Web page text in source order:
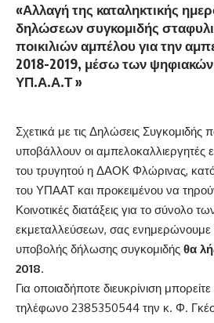
«Αλλαγή της καταληκτικής
δηλώσεων συγκομιδής
ποικιλιών αμπέλου για την
2018-2019, μέσω των
ΥΠ.Α.Α.Τ »
Σχετικά με τις Δηλώσεις Συγκομιδής
υποβάλλουν οι αμπελοκαλλιεργητές
του τρυγητού η ΔΑΟΚ Φλώρινας,
του ΥΠΑΑΤ και προκειμένου να
Κοινοτικές διατάξεις για το σύνολο
εκμεταλλεύσεων, σας ενημερώνουμε
υποβολής δήλωσης συγκομιδής θα
2018.
Για οποιαδήποτε διευκρίνιση
τηλέφωνο 2385350544 την κ. Φ.